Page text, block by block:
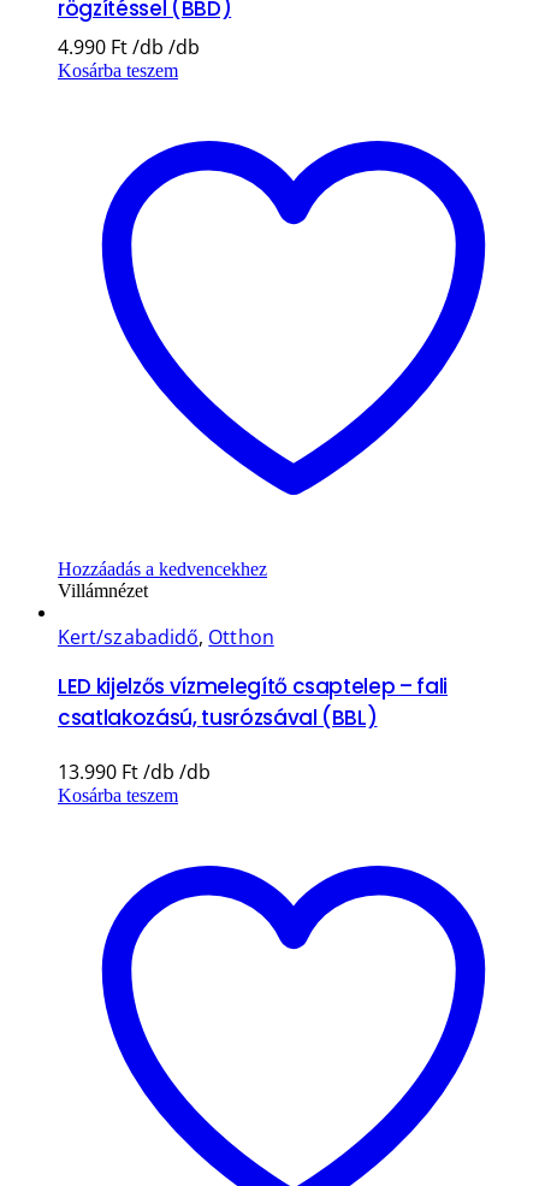
rögzítéssel (BBD)
4.990 Ft
Kosárba teszem
Hozzáadás a kedvencekhez
Villámnézet
Kert/szabadidő, Otthon
LED kijelzős vízmelegítő csaptelep – fali
csatlakozású, tusrózsával (BBL)
13.990 Ft
Kosárba teszem